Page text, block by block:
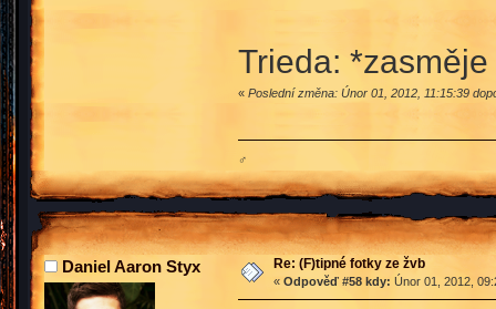
Trieda: *zasměje
« Poslední změna: Únor 01, 2012, 11:15:39
♂
Daniel Aaron Styx Re: (F)tipné fotky ze žvb
« Odpověď #58 kdy: Únor 01, 2012,